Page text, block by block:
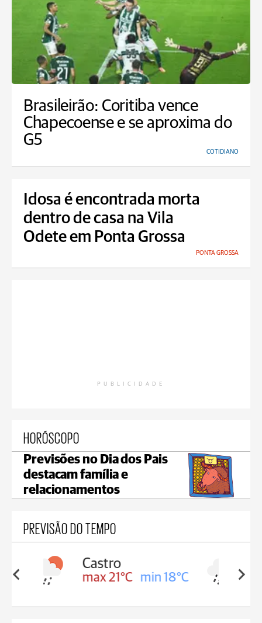
Brasileirão: Coritiba vence
Chapecoense e se aproxima do
G5
COTIDIANO
Idosa é encontrada morta
dentro de casa na Vila
Odete em Ponta Grossa
PONTA GROSSA
PUBLICIDADE
HORÓSCOPO
Previsões no Dia dos Pais
destacam família e
relacionamentos
PREVISÃO DO TEMPO
18°C
Carambeí
max 20°C min 18°C